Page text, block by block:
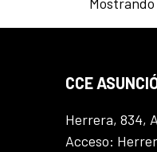
CCE
Herrera, 834,
Acceso: